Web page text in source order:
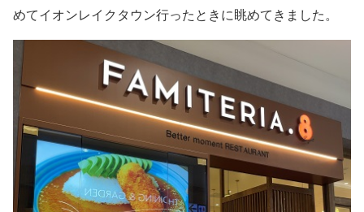
めてイオンレイクタウン行ったときに眺めてきました。